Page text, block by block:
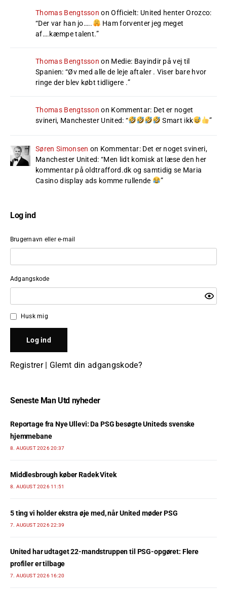
Thomas Bengtsson onOfficielt: United henter Orozco:
“Der var han jo…..
Ham forventer jeg meget
af….kæmpe talent.”
Thomas Bengtsson on Medie: Bayindir på vej til
Spanien: “Øv med alle de leje aftaler . Viser bare hvor
ringe der blev købt tidligere .”
Thomas Bengtsson on Kommentar: Det er noget
svineri, Manchester United: “ Smart ikk ”
Søren Simonsen on Kommentar: Det er noget svineri,
Manchester United: “Men lidt komisk at læse den her
kommentar på oldtrafford.dk og samtidig se Maria
Casino display ads komme rullende
”
Log ind
Brugernavn eller e-mail
Adgangskode
Husk mig
Registrer| Glemt din adgangskode?
Seneste Man Utd nyheder
Reportage fra Nye Ullevi: Da PSG besøgte Uniteds svenske
hjemmebane
8. AUGUST 2026 20:37
Middlesbrough køber Radek Vitek
8. AUGUST 2026 11:51
5 ting vi holder ekstra øje med, når United møder PSG
7. AUGUST 2026 22:39
United har udtaget 22-mandstruppen til PSG-opgøret: Flere
profiler er tilbage
7. AUGUST 2026 16:20